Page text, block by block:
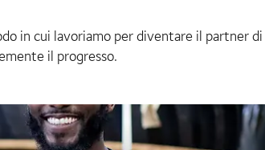
in cui lavoriamo per diventare il partner
il progresso.